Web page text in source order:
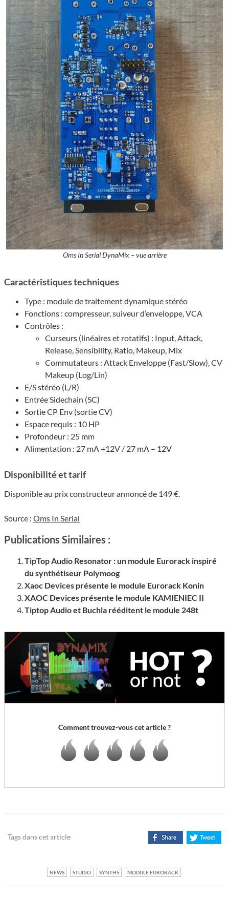
Oms In Serial DynaMix – vue arrière
Caractéristiques techniques
Type : module de traitement dynamique stéréo
Fonctions : compresseur, suiveur d’enveloppe, VCA
Contrôles :
Curseurs (linéaires et rotatifs) : Input, Attack,
Release, Sensibility, Ratio, Makeup, Mix
Commutateurs : Attack Enveloppe (Fast/Slow), CV
Makeup (Log/Lin)
E/S stéréo (L/R)
Entrée Sidechain (SC)
Sortie CP Env (sortie CV)
Espace requis : 10 HP
Profondeur : 25 mm
Alimentation : 27 mA +12V / 27 mA – 12V
Disponibilité et tarif
Disponible au prix constructeur annoncé de 149 €.
Source : Oms In Serial
Publications Similaires :
TipTop Audio Resonator : un module Eurorack inspiré
du synthétiseur Polymoog
Xaoc Devices présente le module Eurorack Konin
XAOC Devices présente le module KAMIENIEC II
Tiptop Audio et Buchla rééditent le module 248t
Comment trouvez-vous cet article ?
Tags dans cet article
NEWS STUDIO SYNTHS MODULE EURORACK